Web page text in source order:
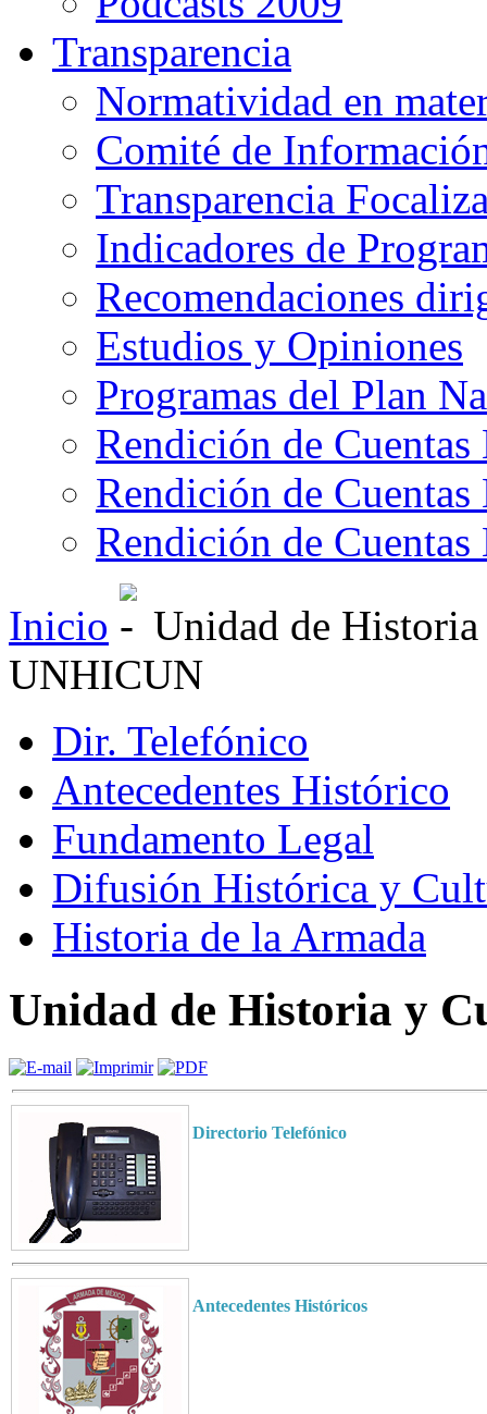
Transparencia
Normatividad en
Comité de
Transparencia
Indicadores de
Recomendaciones
Estudios y Opiniones
Programas del Plan
Rendición de Cuentas
Rendición de Cuentas
Rendición de
Inicio
Unidad de
UNHICUN
Dir. Telefónico
Antecedentes Histórico
Fundamento Legal
Difusión Histórica y
Historia de la Armada
Unidad de Historia y
Directorio Telefónico
Antecedentes Históricos